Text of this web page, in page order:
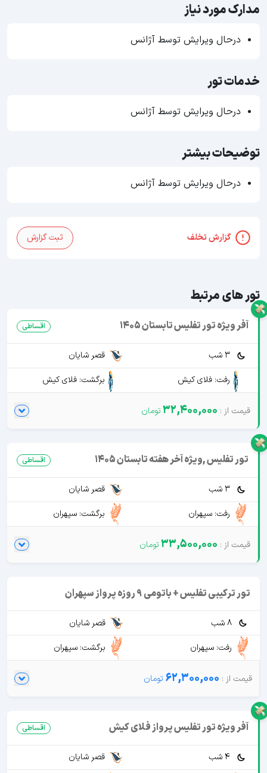
مدارک مورد نیاز
درحال ویرایش توسط آژانس
خدمات تور
درحال ویرایش توسط آژانس
توضیحات بیشتر
درحال ویرایش توسط آژانس
گزارش تخلف ثبت گزارش
تور های مرتبط
آفر ویژه تور تفلیس تابستان 1405 اقساطی
3 شب
قصر شایان
رفت: فلای کیش
برگشت: فلای کیش
32,400,000
تور تفلیس ,ویژه آخر هفته تابستان 1405 اقساطی
3 شب
قصر شایان
رفت: سپهران
برگشت: سپهران
33,500,000
تور ترکیبی تفلیس + باتومی 9 روزه پرواز سپهران
8 شب
قصر شایان
رفت: سپهران
برگشت: سپهران
62,300,000
آفر ویژه تور تفلیس پرواز فلای کیش اقساطی
4 شب قصر شایان